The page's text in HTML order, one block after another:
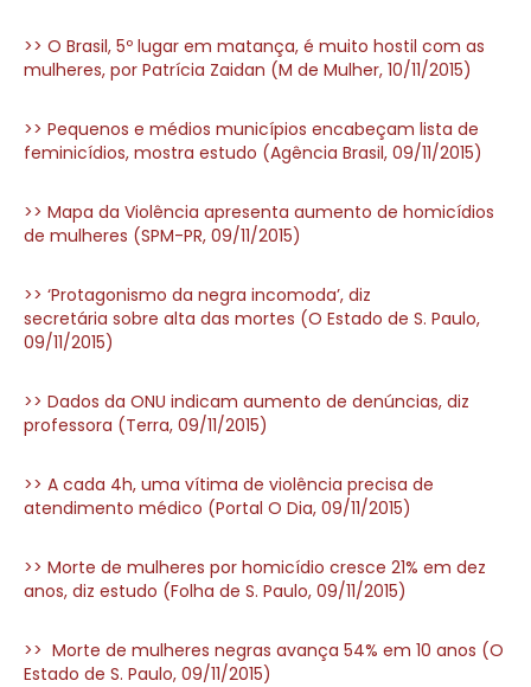
>> O Brasil, 5º lugar em matança, é muito hostil com as
mulheres, por Patrícia Zaidan (M de Mulher, 10/11/2015)
>> Pequenos e médios municípios encabeçam lista de
feminicídios, mostra estudo (Agência Brasil, 09/11/2015)
>> Mapa da Violência apresenta aumento de homicídios
de mulheres (SPM-PR, 09/11/2015)
>> ‘Protagonismo da negra incomoda’, diz
secretária sobre alta das mortes (O Estado de S. Paulo,
09/11/2015)
>> Dados da ONU indicam aumento de denúncias, diz
professora (Terra, 09/11/2015)
>> A cada 4h, uma vítima de violência precisa de
atendimento médico (Portal O Dia, 09/11/2015)
>> Morte de mulheres por homicídio cresce 21% em dez
anos, diz estudo (Folha de S. Paulo, 09/11/2015)
>> Morte de mulheres negras avança 54% em 10 anos (O
Estado de S. Paulo, 09/11/2015)